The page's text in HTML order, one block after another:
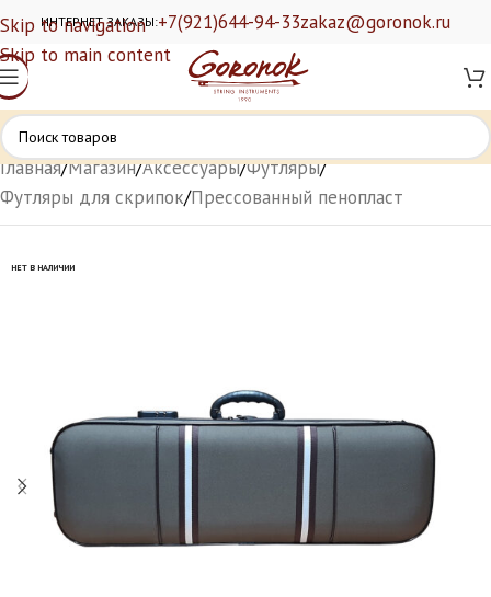
Skip to navigation
Skip to main content
ИНТЕРНЕТ ЗАКАЗЫ:+7(921)644-94-33zakaz@goronok.ru
Главная/Магазин/Аксессуары/Футляры/
Футляры для скрипок/Прессованный пенопласт
НЕТ В НАЛИЧИИ